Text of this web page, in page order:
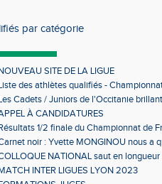
par catégorie
SITE DE LA LIGUE
des athlètes qualifiés -
en salle
Cadets / Juniors de l'Occitanie
À CANDIDATURES
1/2 finale du Championnat de
noir : Yvette MONGINOU nous a
NATIONAL saut en
INTER LIGUES LYON 2023